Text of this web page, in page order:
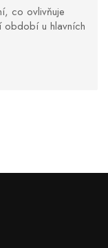
co ovlivňuje
období u hlavních